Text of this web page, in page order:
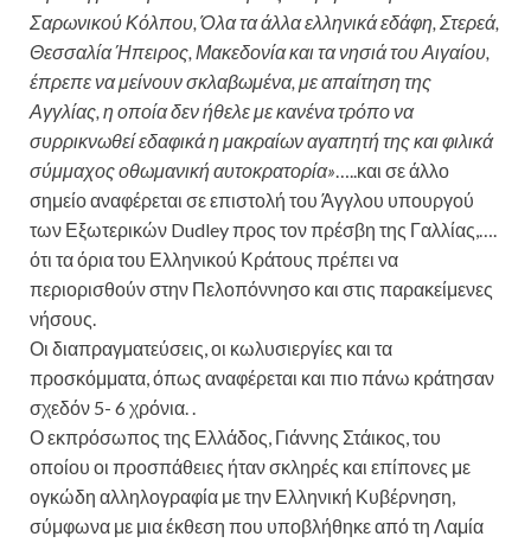
Σαρωνικού Κόλπου, Όλα τα άλλα ελληνικά εδάφη, Στερεά,
Θεσσαλία Ήπειρος, Μακεδονία και τα νησιά του Αιγαίου,
έπρεπε να μείνουν σκλαβωμένα, με απαίτηση της
Αγγλίας, η οποία δεν ήθελε με κανένα τρόπο να
συρρικνωθεί εδαφικά η μακραίων αγαπητή της και φιλικά
σύμμαχος οθωμανική αυτοκρατορία»…..και σε άλλο
σημείο αναφέρεται σε επιστολή του Άγγλου υπουργού
των Εξωτερικών Dudley προς τον πρέσβη της Γαλλίας,….
ότι τα όρια του Ελληνικού Κράτους πρέπει να
περιορισθούν στην Πελοπόννησο και στις παρακείμενες
νήσους.
Οι διαπραγματεύσεις, οι κωλυσιεργίες και τα
προσκόμματα, όπως αναφέρεται και πιο πάνω κράτησαν
σχεδόν 5- 6 χρόνια. .
Ο εκπρόσωπος της Ελλάδος, Γιάννης Στάικος, του
οποίου οι προσπάθειες ήταν σκληρές και επίπονες με
ογκώδη αλληλογραφία με την Ελληνική Κυβέρνηση,
σύμφωνα με μια έκθεση που υποβλήθηκε από τη Λαμία